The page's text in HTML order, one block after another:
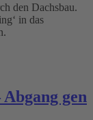
den Dachsbau.
in das
gen